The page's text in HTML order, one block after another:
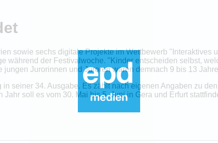
sowie sechs digitale Projekte im Wettbewerb "Interaktives
während der Festivalwoche. "Kinder entscheiden selbst,
Jurorinnen und Juroren waren demnach 9 bis 13
seiner 34. Ausgabe. Es zählt nach eigenen Angaben zu
soll es vom 30. Mai bis 5. Juni in Gera und Erfurt